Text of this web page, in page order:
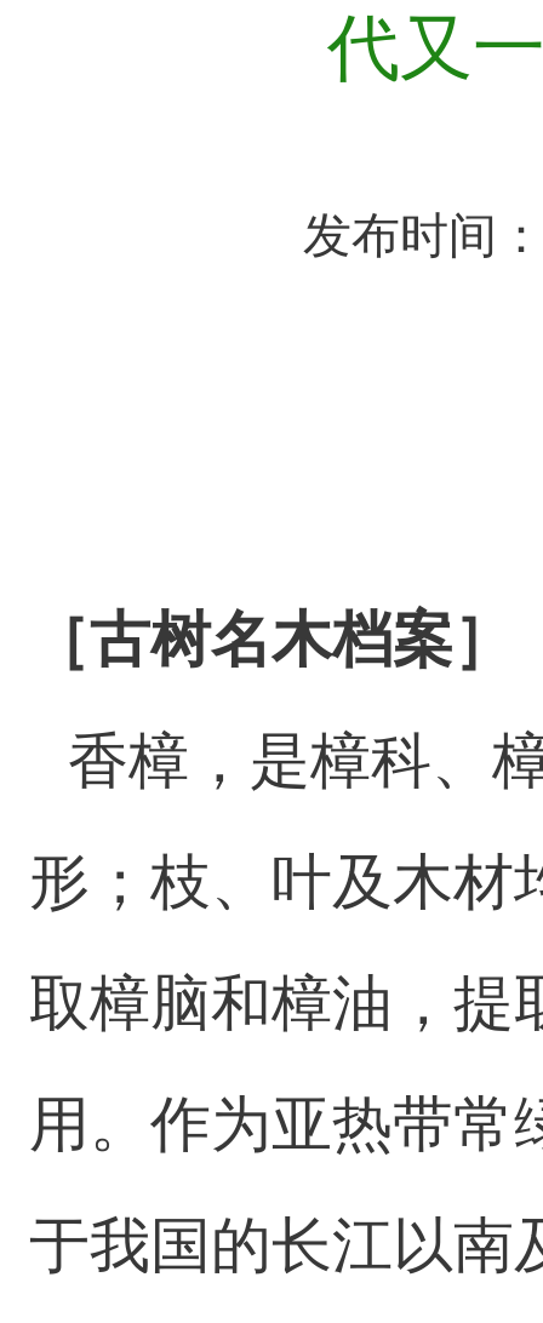
代又
发布时间
［古树名木档案］
香樟，是樟科、
形；枝、叶及木材
取樟脑和樟油，提
用。作为亚热带常
于我国的长江以南